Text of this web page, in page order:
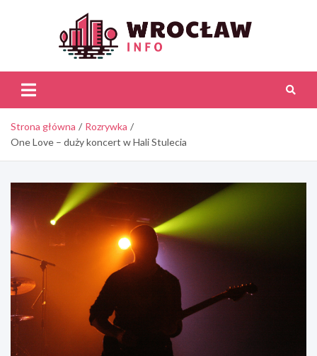
Strona główna
Rozrywka
One Love – duży koncert w Hali Stulecia